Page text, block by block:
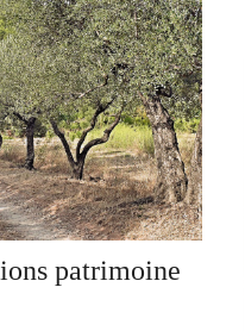
patrimoine